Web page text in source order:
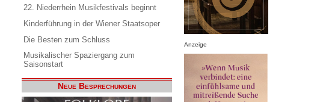
22. Niederrhein Musikfestivals beginnt
Kinderführung in der Wiener Staatsoper
Die Besten zum Schluss
Musikalischer Spaziergang zum
Saisonstart
Neue Besprechungen
Anzeige